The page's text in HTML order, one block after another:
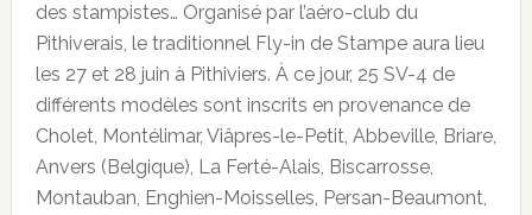
des stampistes… Organisé par l’aéro-club du
Pithiverais, le traditionnel Fly-in de Stampe aura lieu
les 27 et 28 juin à Pithiviers. À ce jour, 25 SV-4 de
différents modèles sont inscrits en provenance de
Cholet, Montélimar, Viâpres-le-Petit, Abbeville, Briare,
Anvers (Belgique), La Ferté-Alais, Biscarrosse,
Montauban, Enghien-Moisselles, Persan-Beaumont,